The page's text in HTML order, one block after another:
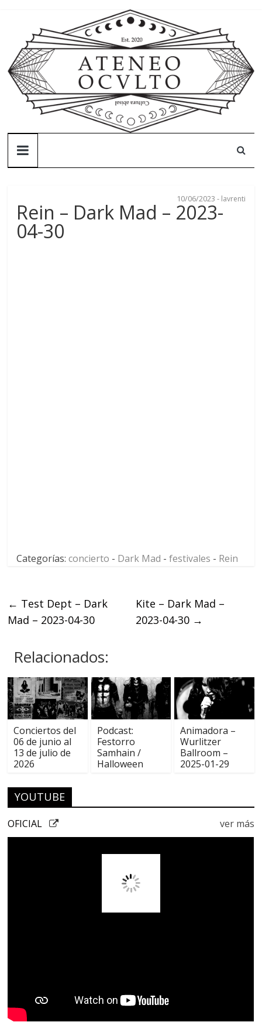
content
Ateneo
Oculto
Ateneo
Oculto
10/06/2023 - lavrenti
Rein – Dark Mad – 2023-
04-30
Categorías:concierto - Dark Mad -festivales - Rein
← Test Dept – Dark
Mad – 2023-04-30
Kite – Dark Mad –
2023-04-30 →
Relacionados:
Conciertos del
06 de junio al
13 de julio de
2026
Podcast:
Festorro
Samhain /
Halloween
Animadora –
Wurlitzer
Ballroom –
2025-01-29
YOUTUBE
ver más
OFICIAL